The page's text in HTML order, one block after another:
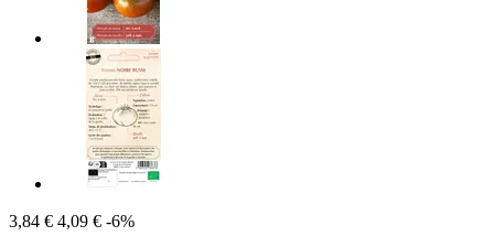
3,84 € 4,09 € -6%